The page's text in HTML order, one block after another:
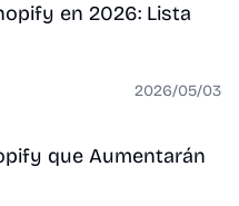
en 2026: Lista
2026/05/03
que Aumentarán